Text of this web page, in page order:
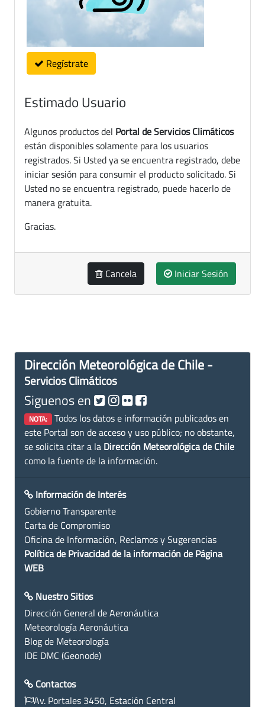
Regístrate
Estimado Usuario
Algunos productos del Portal de Servicios Climáticos
están disponibles solamente para los usuarios
registrados. Si Usted ya se encuentra registrado, debe
iniciar sesión para consumir el producto solicitado. Si
Usted no se encuentra registrado, puede hacerlo de
manera gratuita.
Gracias.
Cancela Iniciar Sesión
Dirección Meteorológica de Chile -
Servicios Climáticos
Siguenos en
NOTA: Todos los datos e información publicados en
este Portal son de acceso y uso público; no obstante,
se solicita citar a la Dirección Meteorológica de Chile
como la fuente de la información.
Información de Interés
Gobierno Transparente
Carta de Compromiso
Oficina de Información, Reclamos y Sugerencias
Política de Privacidad de la información de Página
WEB
Nuestro Sitios
Dirección General de Aeronáutica
Meteorología Aeronáutica
Blog de Meteorología
IDE DMC (Geonode)
Contactos
Av. Portales 3450, Estación Central